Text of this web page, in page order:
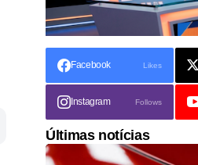
Facebook Likes
Instagram Follows
Últimas notícias